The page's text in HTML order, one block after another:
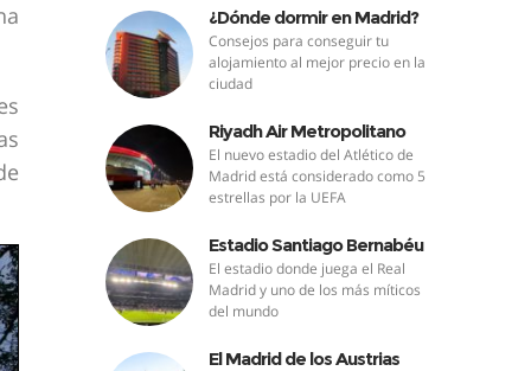
¿Dónde dormir en Madrid?
Consejos para conseguir tu
alojamiento al mejor precio en la
ciudad
Riyadh Air Metropolitano
El nuevo estadio del Atlético de
Madrid está considerado como 5
estrellas por la UEFA
Estadio Santiago Bernabéu
El estadio donde juega el Real
Madrid y uno de los más míticos
del mundo
El Madrid de los Austrias